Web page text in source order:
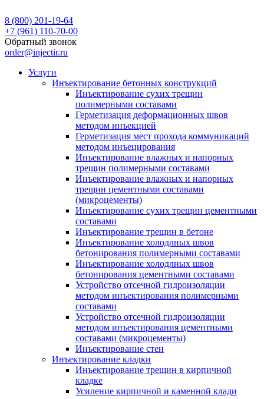
8 (800) 201-19-64
+7 (961) 110-70-00
Обратный звонок
order@injectir.ru
Услуги
Инъектирование бетонных конструкций
Инъектирование сухих трещин
полимерными составами
Герметизация деформационных швов
методом инъекцией
Герметизация мест прохода коммуникаций
методом инъецирования
Инъектирование влажных и напорных
трещин полимерными составами
Инъектирование влажных и напорных
трещин цементными составами
(микроцементы)
Инъектирование сухих трещин цементными
составами
Инъектирование трещин в бетоне
Инъектирование холодлных швов
бетонирования полимерными составами
Инъектирование холодлных швов
бетонирования цементными составами
Устройство отсечной гидроизоляции
методом инъектирования полимерными
составами
Устройство отсечной гидроизоляции
методом инъектирования цементными
составами (микроцементы)
Инъектирование стен
Инъектирование кладки
Инъектирование трещин в кирпичной
кладке
Усиление кирпичной и каменной клади